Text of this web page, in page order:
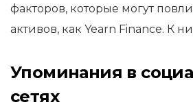
факторов, которые могут
активов, как Yearn Finance. К
Упоминания в
сетях